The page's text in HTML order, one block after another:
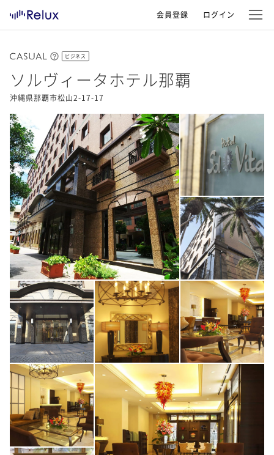
会員登録 ログイン
ビジネス
ソルヴィータホテル那覇
沖縄県那覇市松山2-17-17